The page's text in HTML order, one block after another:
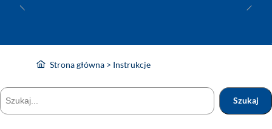
Strona główna > Instrukcje
Szukaj
Szukaj